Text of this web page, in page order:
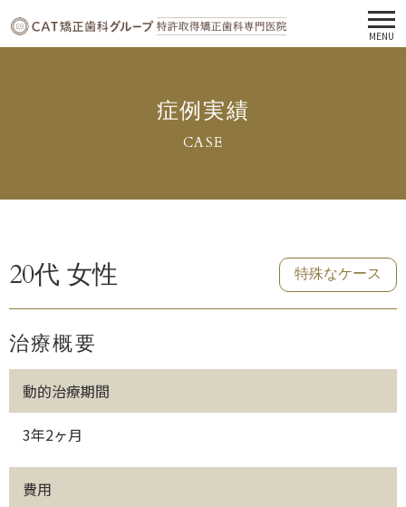
MENU
症例実績
CASE
特殊なケース
20代 女性
治療概要
動的治療期間
3年2ヶ月
費用